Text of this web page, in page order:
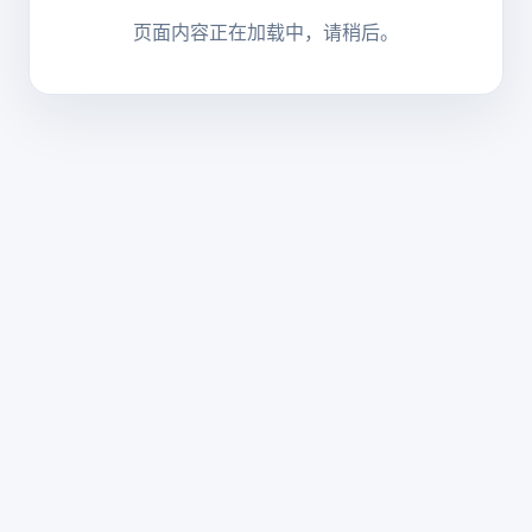
页面内容正在加载中，请稍后。